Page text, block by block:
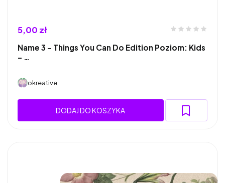
5,00 zł
Name 3 – Things You Can Do Edition Poziom: Kids
– …
okreative
DODAJ DO KOSZYKA